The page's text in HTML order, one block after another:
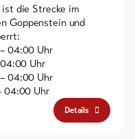
die Strecke im
Goppenstein und
04:00 Uhr
Uhr
04:00 Uhr
04:00 Uhr
Details